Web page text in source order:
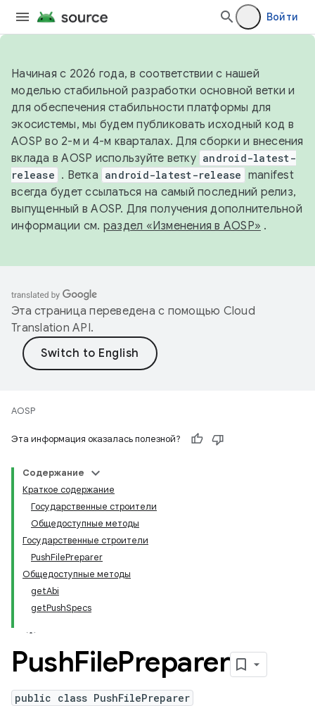
Войти
Начиная с 2026 года, в соответствии с нашей
моделью стабильной разработки основной ветки и
для обеспечения стабильности платформы для
экосистемы, мы будем публиковать исходный код в
AOSP во 2-м и 4-м кварталах. Для сборки и внесения
вклада в AOSP используйте ветку android-latest-
release . Ветка android-latest-release manifest
всегда будет ссылаться на самый последний релиз,
выпущенный в AOSP. Для получения дополнительной
информации см. раздел «Изменения в AOSP» .
Эта страница переведена с помощью Cloud
Translation API.
AOSP
Эта информация оказалась полезной?
Содержание
Краткое содержание
Государственные строители
Общедоступные методы
Государственные строители
PushFilePreparer
Общедоступные методы
getAbi
getPushSpecs
PushFilePreparer
public class PushFilePreparer